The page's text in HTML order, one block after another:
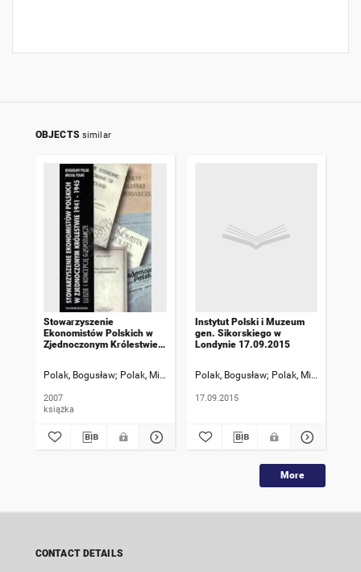
OBJECTS similar
Stowarzyszenie
Ekonomistów Polskich w
Zjednoczonym Królestwie
Polak, Bogusław Polak, Michał
2007
książka
Instytut Polski i Muzeum
gen. Sikorskiego w
Londynie 17.09.2015
Polak, Bogusław Polak, Michał
17.09.2015
More
CONTACT DETAILS